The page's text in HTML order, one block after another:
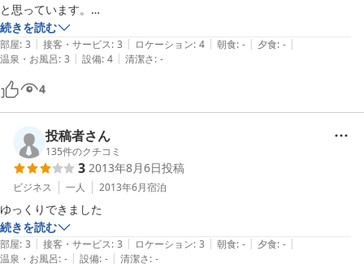
と思っています。
山形に来るときにはまた利用したいと思います。
続きを読む
部屋: 3 | 接客・サービス: 3 | ロケーション: 4 | 朝食: - | 夕食: - |
温泉・お風呂: 3 | 設備: 4 | 清潔さ: -
4
投稿者さん
135件のクチコミ
3 2013年8月6日投稿
ビジネス 一人 2013年6月宿泊
ゆっくりできました
続きを読む
部屋: 3 | 接客・サービス: 3 | ロケーション: 3 | 朝食: - | 夕食: - |
温泉・お風呂: - | 設備: - | 清潔さ: -